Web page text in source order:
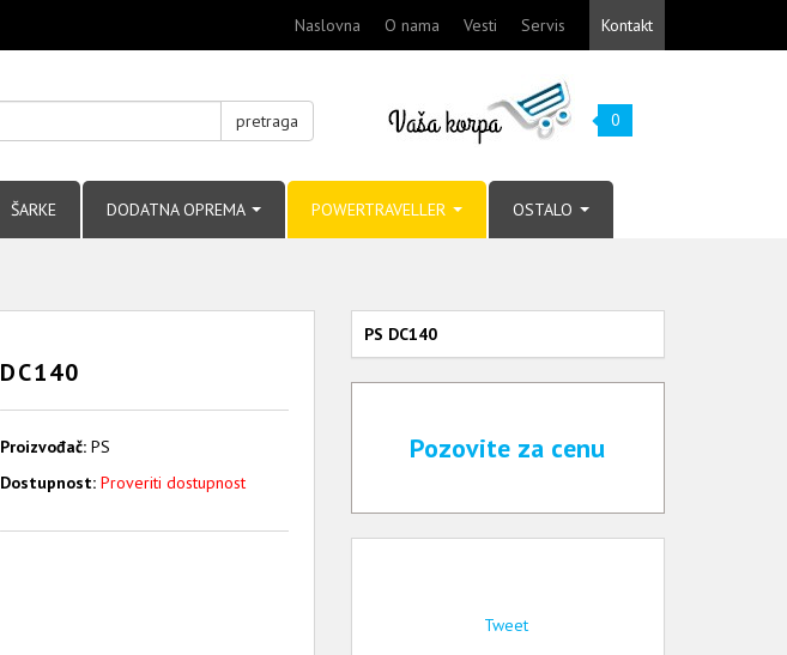
Naslovna O nama Vesti Servis Kontakt
pretraga 0
ŠARKE DODATNA OPREMA POWERTRAVELLER OSTALO
DC140
Proizvođač:PS
Dostupnost: Proveriti dostupnost
PS DC140
Pozovite za cenu
Tweet